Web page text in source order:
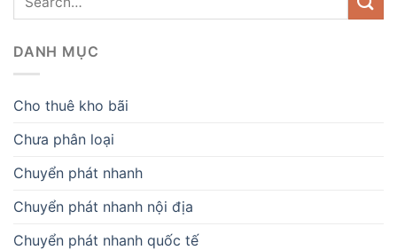
DANH MỤC
Cho thuê kho bãi
Chưa phân loại
Chuyển phát nhanh
Chuyển phát nhanh nội địa
Chuyển phát nhanh quốc tế